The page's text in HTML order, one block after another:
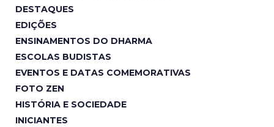
DESTAQUES
EDIÇÕES
ENSINAMENTOS DO DHARMA
ESCOLAS BUDISTAS
EVENTOS E DATAS COMEMORATIVAS
FOTO ZEN
HISTÓRIA E SOCIEDADE
INICIANTES